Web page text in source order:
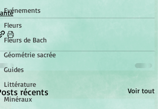
Evénements
Fleurs
Fleurs de Bach
Géométrie sacrée
Guides
Littérature
Minéraux
récents Voir tout